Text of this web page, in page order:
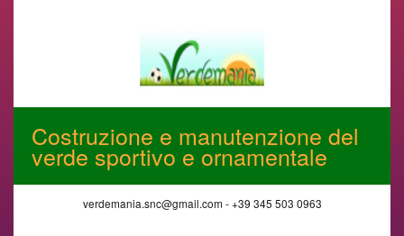
Costruzione e manutenzione del
verde sportivo e ornamentale
verdemania.snc@gmail.com - +39 345 503 0963